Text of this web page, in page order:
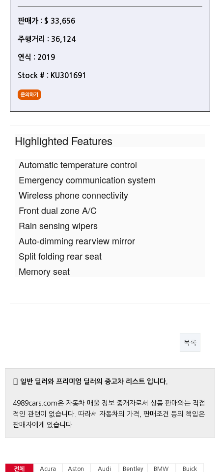
판매가 : $ 33,656
주행거리 : 36,124
연식 : 2019
Stock # : KU301691
문의하기
Highlighted Features
Automatic temperature control
Emergency communication system
Wireless phone connectivity
Front dual zone A/C
Rain sensing wipers
Auto-dimming rearview mirror
Split folding rear seat
Memory seat
목록
일반 딜러와 프리미엄 딜러의 중고차 리스트 입니다.
4989cars.com은 자동차 매울 정보 중개자로서 상품 판매와는 직접
적인 관련이 없습니다. 따라서 자동차의 가격, 판매조건 등의 책임은
판매자에게 있습니다.
전체 Acura Aston Audi Bentley BMW Buick